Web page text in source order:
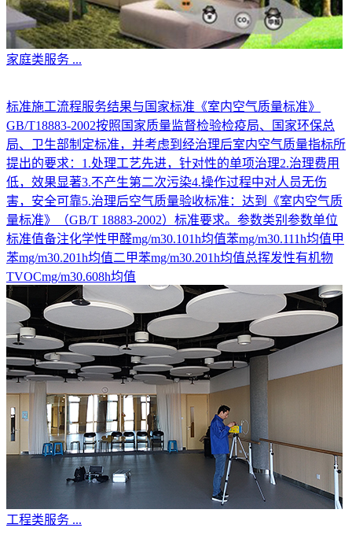
家庭类服务 ...
标准施工流程服务结果与国家标准《室内空气质量标准》
GB/T18883-2002按照国家质量监督检验检疫局、国家环保总
局、卫生部制定标准，并考虑到经治理后室内空气质量指标所
提出的要求：1.处理工艺先进，针对性的单项治理2.治理费用
低，效果显著3.不产生第二次污染4.操作过程中对人员无伤
害，安全可靠5.治理后空气质量验收标准：达到《室内空气质
量标准》（GB/T 18883-2002）标准要求。参数类别参数单位
标准值备注化学性甲醛mg/m30.101h均值苯mg/m30.111h均值甲
苯mg/m30.201h均值二甲苯mg/m30.201h均值总挥发性有机物
TVOCmg/m30.608h均值
工程类服务 ...